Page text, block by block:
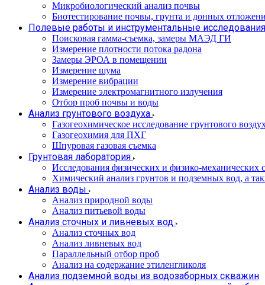
Микробиологический анализ почвы
Биотестирование почвы, грунта и донных
Полевые работы и инструментальные исследования
Поисковая гамма-съемка, замеры МАЭД ГИ
Измерение плотности потока радона
Замеры ЭРОА в помещении
Измерение шума
Измерение вибрации
Измерение электромагнитного излучения
Отбор проб почвы и воды
Анализ грунтового воздуха
Газогеохимическое исследование грунтового
Газогеохимия для ПХГ
Шпуровая газовая съемка
Грунтовая лаборатория
Исследования физических и физико-механических
Химический анализ грунтов и подземных вод, а
Анализ воды
Анализ природной воды
Анализ питьевой воды
Анализ сточных и ливневых вод
Анализ сточных вод
Анализ ливневых вод
Параллельный отбор проб
Анализ на содержание этиленгликоля
Анализ подземной воды из водозаборных скважин